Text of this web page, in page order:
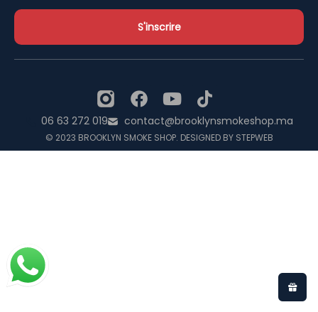
© 2023 BROOKLYN SMOKE SHOP. DESIGNED BY STEPWEB
06 63 272 019 contact@brooklynsmokeshop.ma